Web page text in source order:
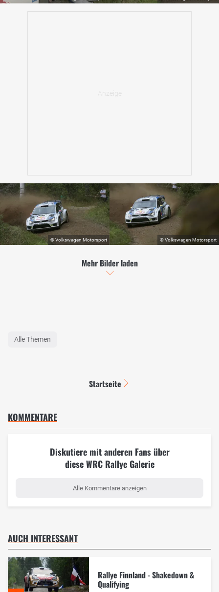
Mehr Bilder laden
Alle Themen
Startseite
KOMMENTARE
Diskutiere mit anderen Fans über
diese WRC Rallye Galerie
Alle Kommentare anzeigen
AUCH INTERESSANT
Rallye Finnland - Shakedown &
Qualifying